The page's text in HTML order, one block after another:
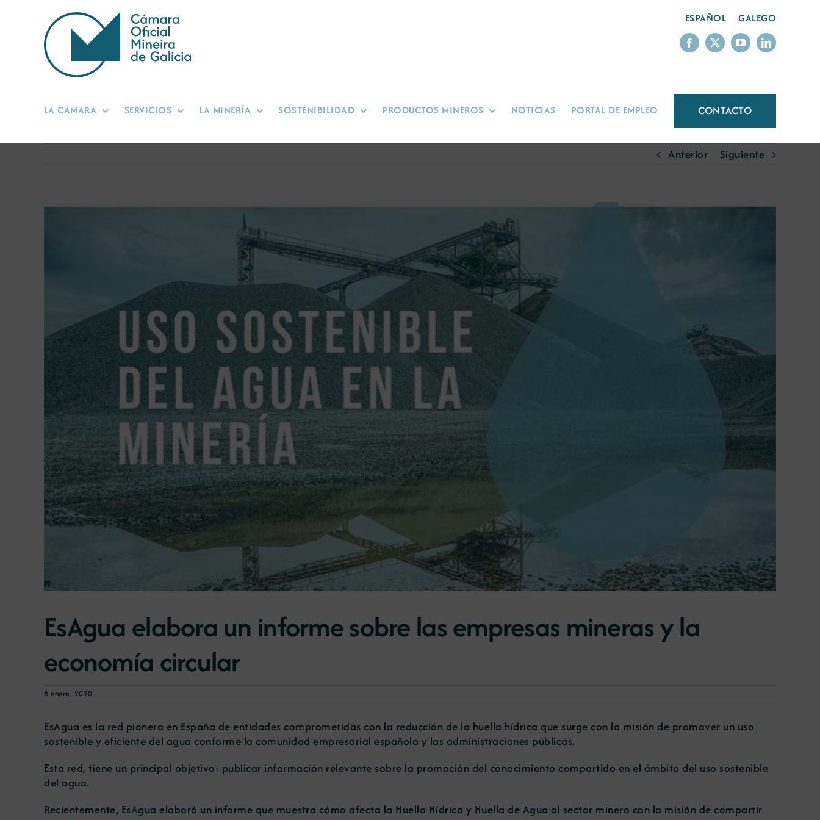
contenido
ESPAÑOL GALEGO
LA CÁMARA SERVICIOS LA MINERÍA SOSTENIBILIDAD PRODUCTOS MINEROS NOTICIAS PORTAL DE EMPLEO CONTACTO
Anterior Siguiente
Ver
EsAgua elabora un informe sobre las empresas mineras y la
economía circular
8 enero, 2020
EsAgua es la red pionera en España de entidades comprometidas con la reducción de la huella hídrica que surge con la misión de promover un uso
sostenible y eficiente del agua conforme la comunidad empresarial española y las administraciones públicas.
Esta red, tiene un principal objetivo: publicar información relevante sobre la promoción del conocimiento compartido en el ámbito del uso sostenible
del agua.
Recientemente, EsAgua elaboró un informe que muestra cómo afecta la Huella Hídrica y Huella de Agua al sector minero con la misión de compartir